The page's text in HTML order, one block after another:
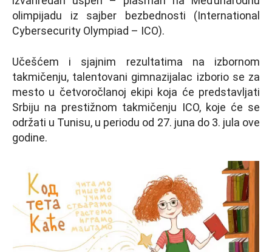
olimpijadu iz sajber bezbednosti (International
Cybersecurity Olympiad – ICO).
Učešćem i sjajnim rezultatima na izbornom
takmičenju, talentovani gimnazijalac izborio se za
mesto u četvoročlanoj ekipi koja će predstavlјati
Srbiju na prestižnom takmičenju ICO, koje će se
održati u Tunisu, u periodu od 27. juna do 3. jula ove
godine.